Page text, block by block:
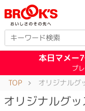
本日マメー
プ
TOP オリジナルグ
オリジナルグ